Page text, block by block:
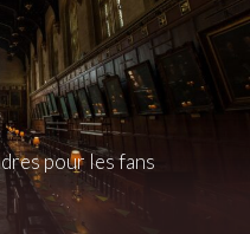
pour les fans